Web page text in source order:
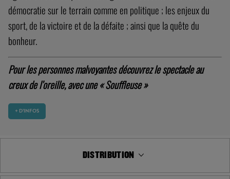
démocratie sur le terrain comme en politique ; les enjeux du
sport, de la victoire et de la défaite ; ainsi que la quête du
bonheur.
Pour les personnes malvoyantes découvrez le spectacle au
creux de l’oreille, avec une « Souffleuse »
+ D’INFOS
DISTRIBUTION